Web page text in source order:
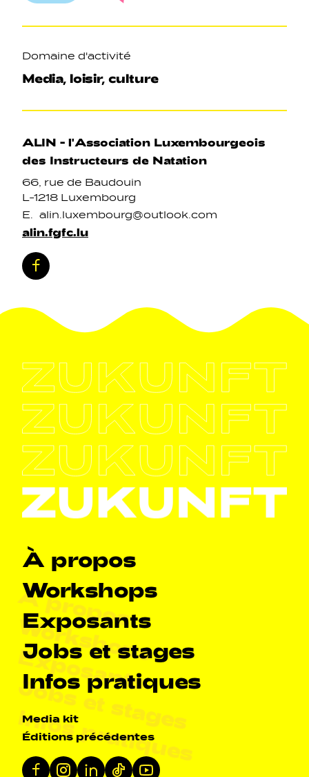
Domaine d'activité
Media, loisir, culture
ALIN - l'Association Luxembourgeois
des Instructeurs de Natation
66, rue de Baudouin
L-1218 Luxembourg
E.
alin.luxembourg@outlook.com
alin.fgfc.lu
Facebook
Navigation principale
À propos
À propos
Workshops
Workshops
Exposants
Exposants
Jobs et stages
Jobs et stages
Infos pratiques
Infos pratiques
Navigation secondarie
Media kit
Éditions précédentes
Réseaux sociaux
Facebook
Instagram
Linkedin
TiktokYoutube